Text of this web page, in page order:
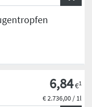
6,84€1
€ 2.736,00 / 1l